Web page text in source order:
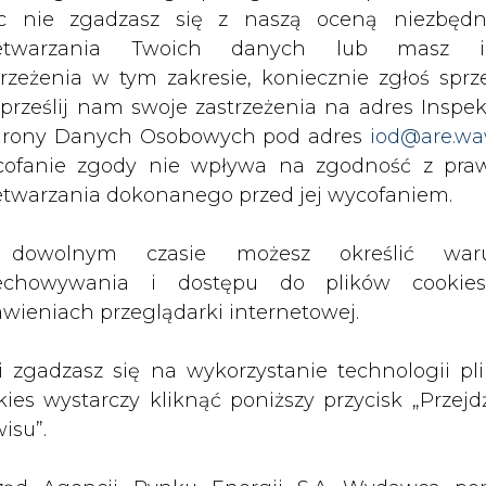
nie zgadzasz się z naszą oceną
Twoich danych lub masz
w tym zakresie, koniecznie zgłoś
prześlij nam swoje zastrzeżenia na adres
Danych Osobowych pod adres
zgody nie wpływa na zgodność z
dokonanego przed jej wycofaniem.
czasie możesz określić
i dostępu do plików
przeglądarki internetowej.
zgadzasz się na wykorzystanie technologii
wystarczy kliknąć poniższy przycisk
surowca azerskiego ale zobaczymy jaki
Iraku i Iranie ze względu na ostatnie
Turkmenistanu słaniem gazu do
położenie rur po dnie Morza Kaspijskiego
i innych państw Azji
do Europy - czytamy w BiznesAlert.pl.
inteligencji. Wydawca portalu CIRE zgadza się na
publikacji do szkoleń treningowych LLM.